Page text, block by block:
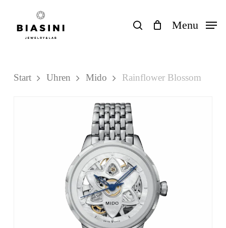
search Menu
Einkaufswagen
Close
Cart
Start Uhren Mido Rainflower Blossom